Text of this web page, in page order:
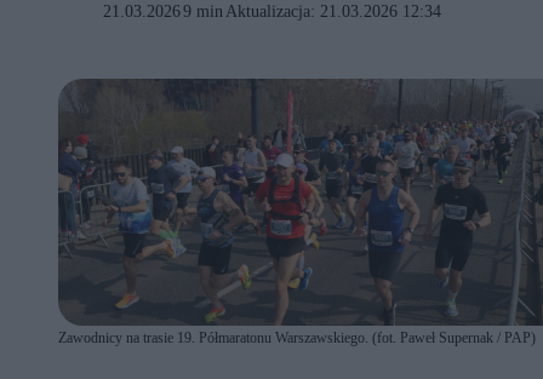
21.03.20269 min Aktualizacja: 21.03.2026 12:34
Zawodnicy na trasie 19. Półmaratonu Warszawskiego. (fot. Paweł Supernak / PAP)